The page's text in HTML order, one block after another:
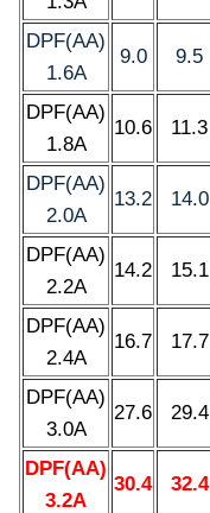
DPF(AA)
1.6A
9.0 9.5
DPF(AA)
1.8A
10.6 11.3
DPF(AA)
2.0A
13.2 14.0
DPF(AA)
2.2A
14.2 15.1
DPF(AA)
2.4A
16.7 17.7
DPF(AA)
3.0A
27.6 29.4
DPF(AA)
3.2A
30.4 32.4